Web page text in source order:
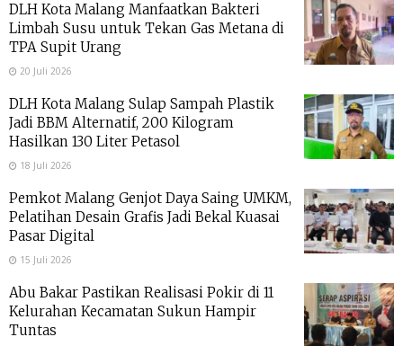
DLH Kota Malang Manfaatkan Bakteri
Limbah Susu untuk Tekan Gas Metana di
TPA Supit Urang
20 Juli 2026
DLH Kota Malang Sulap Sampah Plastik
Jadi BBM Alternatif, 200 Kilogram
Hasilkan 130 Liter Petasol
18 Juli 2026
Pemkot Malang Genjot Daya Saing UMKM,
Pelatihan Desain Grafis Jadi Bekal Kuasai
Pasar Digital
15 Juli 2026
Abu Bakar Pastikan Realisasi Pokir di 11
Kelurahan Kecamatan Sukun Hampir
Tuntas